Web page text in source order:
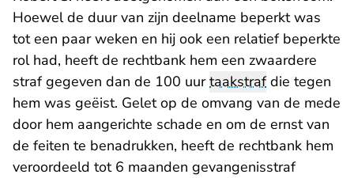
Hoewel de duur van zijn deelname beperkt was
tot een paar weken en hij ook een relatief beperkte
rol had, heeft de rechtbank hem een zwaardere
straf gegeven dan de 100 uurtaakstrafdie tegen
hem was geëist. Gelet op de omvang van de mede
door hem aangerichte schade en om de ernst van
de feiten te benadrukken, heeft de rechtbank hem
veroordeeld tot 6 maanden gevangenisstraf